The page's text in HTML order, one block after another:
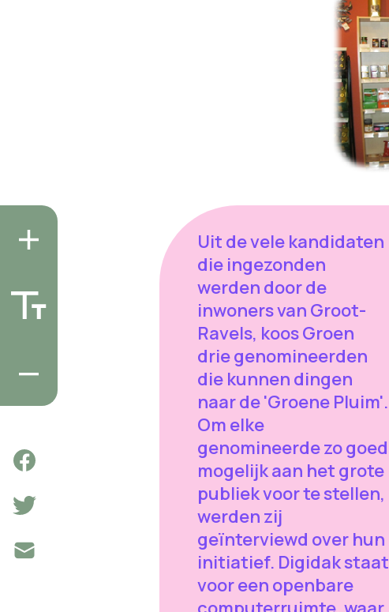
Uit de vele kandidaten
die ingezonden
werden door de
inwoners van Groot-
Ravels, koos Groen
drie genomineerden
die kunnen dingen
naar de 'Groene Pluim'.
Om elke
genomineerde zo goed
mogelijk aan het grote
publiek voor te stellen,
werden zij
geïnterviewd over hun
initiatief. Digidak staat
voor een openbare